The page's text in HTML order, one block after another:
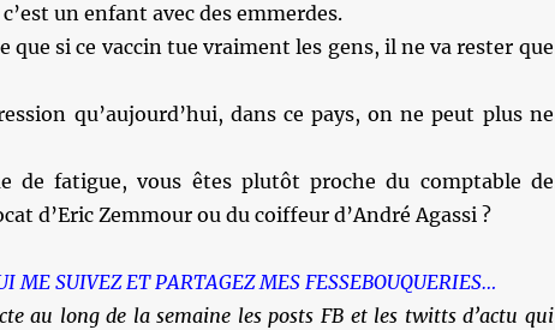
un enfant avec des emmerdes.
que si ce vaccin tue vraiment les gens, il ne va rester que
qu’aujourd’hui, dans ce pays, on ne peut plus ne
de fatigue, vous êtes plutôt proche du comptable de
d’Eric Zemmour ou du coiffeur d’André Agassi ?
ME SUIVEZ ET PARTAGEZ MES FESSEBOUQUERIES…
au long de la semaine les posts FB et les twitts d’actu qui